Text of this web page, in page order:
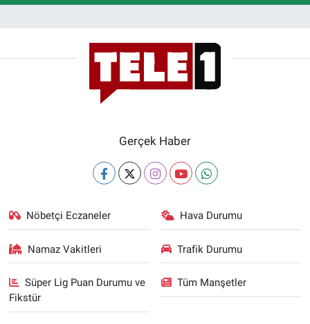
Gerçek Haber
Nöbetçi Eczaneler Hava Durumu
Namaz Vakitleri Trafik Durumu
Süper Lig Puan Durumu ve
Fikstür
Tüm Manşetler